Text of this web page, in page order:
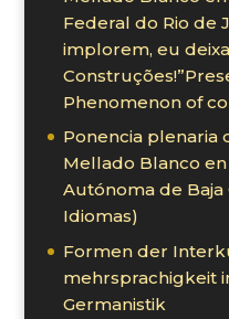
Federal do Rio de
implorem, eu
Phenomenon of
Ponencia plenaria
Mellado Blanco
Autónoma de Baja
Idiomas)
Formen der
mehrsprachigkeit
Germanistik